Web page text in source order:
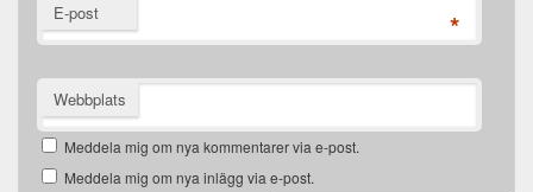
E-post *
Webbplats
Meddela mig om nya kommentarer via e-post.
Meddela mig om nya inlägg via e-post.